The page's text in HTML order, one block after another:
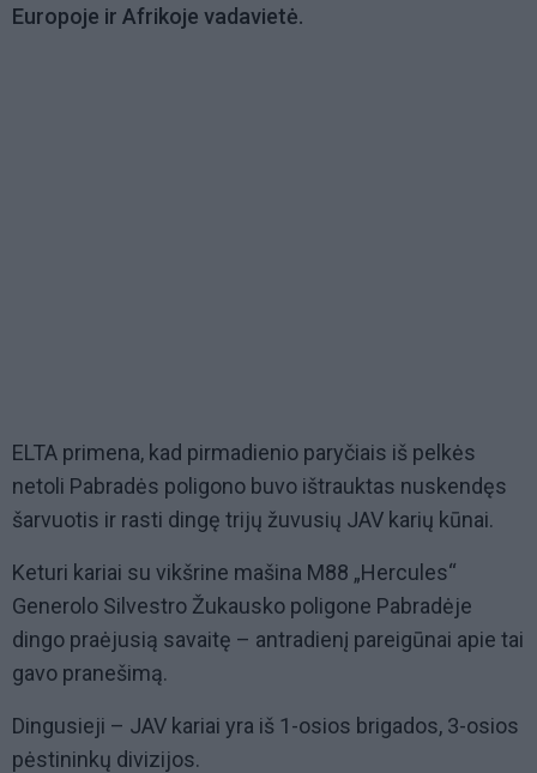
Europoje ir Afrikoje vadavietė.
ELTA primena, kad pirmadienio paryčiais iš pelkės
netoli Pabradės poligono buvo ištrauktas nuskendęs
šarvuotis ir rasti dingę trijų žuvusių JAV karių kūnai.
Keturi kariai su vikšrine mašina M88 „Hercules“
Generolo Silvestro Žukausko poligone Pabradėje
dingo praėjusią savaitę – antradienį pareigūnai apie tai
gavo pranešimą.
Dingusieji – JAV kariai yra iš 1-osios brigados, 3-osios
pėstininkų divizijos.